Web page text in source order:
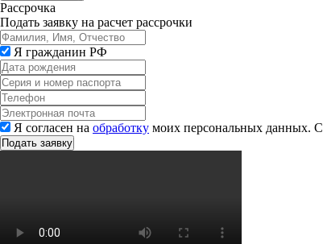
Рассрочка
Подать заявку на расчет рассрочки
Я гражданин РФ
Я согласен на обработку моих персональных данных. С